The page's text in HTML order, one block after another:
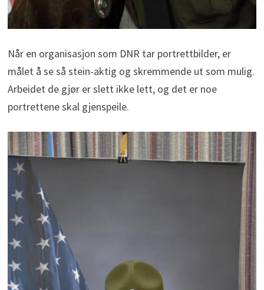
Når en organisasjon som DNR tar portrettbilder, er
målet å se så stein-aktig og skremmende ut som mulig.
Arbeidet de gjør er slett ikke lett, og det er noe
portrettene skal gjenspeile.